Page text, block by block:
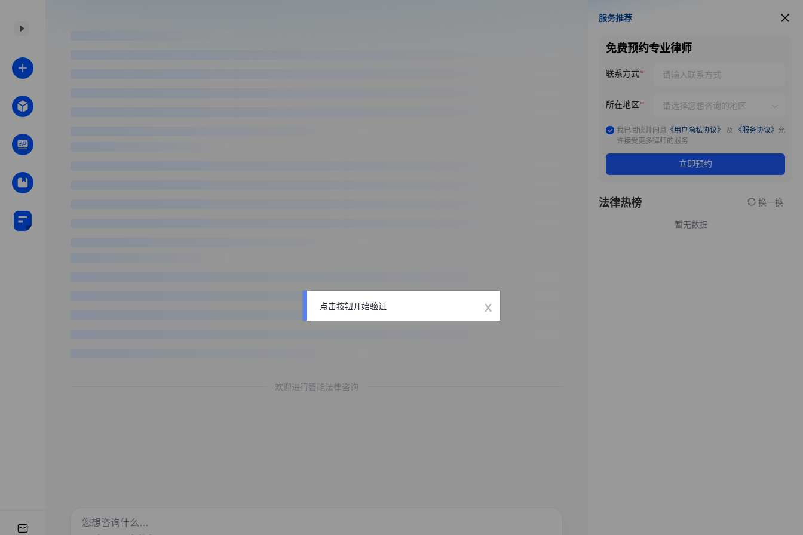
欢迎进行智能法律咨询
服务推荐
服务推荐
免费预约专业律师
联系方式
所在地区
我已阅读并同意 《用户隐私协议》 及 《服务协议》 允
许接受更多律师的服务
立即预约
法律热榜 换一换
暂无数据
点击按钮开始验证 x